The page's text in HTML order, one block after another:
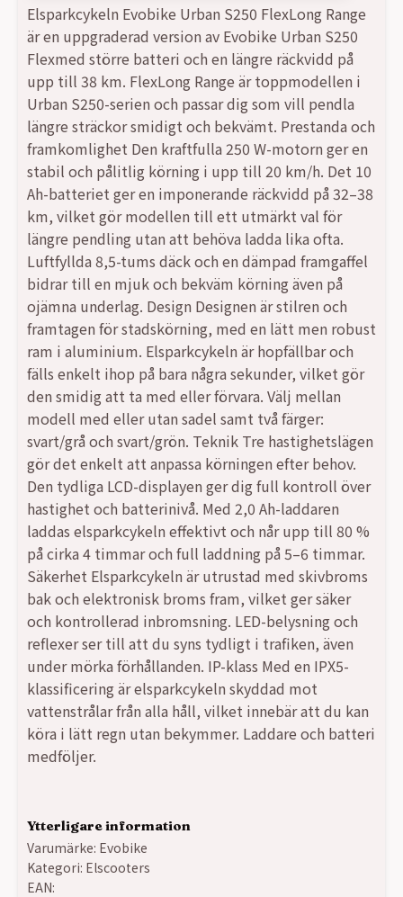
priset
var:
5399,00 kr.
priset
är:
4399,00 kr.
Elsparkcykeln Evobike Urban S250 FlexLong Range
är en uppgraderad version av Evobike Urban S250
Flexmed större batteri och en längre räckvidd på
upp till 38 km. FlexLong Range är toppmodellen i
Urban S250-serien och passar dig som vill pendla
längre sträckor smidigt och bekvämt. Prestanda och
framkomlighet Den kraftfulla 250 W-motorn ger en
stabil och pålitlig körning i upp till 20 km/h. Det 10
Ah-batteriet ger en imponerande räckvidd på 32–38
km, vilket gör modellen till ett utmärkt val för
längre pendling utan att behöva ladda lika ofta.
Luftfyllda 8,5-tums däck och en dämpad framgaffel
bidrar till en mjuk och bekväm körning även på
ojämna underlag. Design Designen är stilren och
framtagen för stadskörning, med en lätt men robust
ram i aluminium. Elsparkcykeln är hopfällbar och
fälls enkelt ihop på bara några sekunder, vilket gör
den smidig att ta med eller förvara. Välj mellan
modell med eller utan sadel samt två färger:
svart/grå och svart/grön. Teknik Tre hastighetslägen
gör det enkelt att anpassa körningen efter behov.
Den tydliga LCD-displayen ger dig full kontroll över
hastighet och batterinivå. Med 2,0 Ah-laddaren
laddas elsparkcykeln effektivt och når upp till 80 %
på cirka 4 timmar och full laddning på 5–6 timmar.
Säkerhet Elsparkcykeln är utrustad med skivbroms
bak och elektronisk broms fram, vilket ger säker
och kontrollerad inbromsning. LED-belysning och
reflexer ser till att du syns tydligt i trafiken, även
under mörka förhållanden. IP-klass Med en IPX5-
klassificering är elsparkcykeln skyddad mot
vattenstrålar från alla håll, vilket innebär att du kan
köra i lätt regn utan bekymmer. Laddare och batteri
medföljer.
Ytterligare information
Varumärke: Evobike
Kategori: Elscooters
EAN: